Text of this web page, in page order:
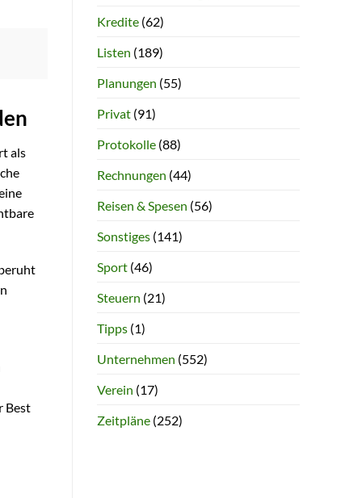
als
Best
Kredite(62)
Listen (189)
Planungen (55)
Privat(91)
Protokolle(88)
Rechnungen (44)
Reisen & Spesen (56)
Sonstiges(141)
Sport(46)
Steuern (21)
Tipps(1)
Unternehmen (552)
Verein (17)
Zeitpläne(252)